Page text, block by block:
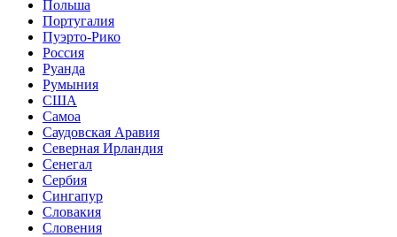
Польша
Португалия
Пуэрто-Рико
Россия
Руанда
Румыния
США
Самоа
Саудовская Аравия
Северная Ирландия
Сенегал
Сербия
Сингапур
Словакия
Словения